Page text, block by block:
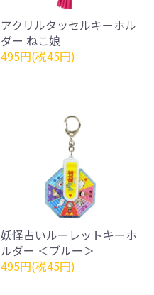
アクリルタッセルキーホル
ダー ねこ娘
495円(税45円)
妖怪占いルーレットキーホ
ルダー ＜ブルー＞
495円(税45円)